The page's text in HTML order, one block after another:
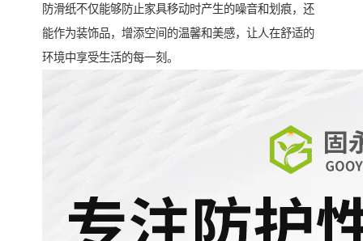
防滑纸不仅能够防止家具移动时产生的噪音和划痕，还
能作为装饰品，增添空间的温馨和美感，让人在舒适的
环境中享受生活的每一刻。